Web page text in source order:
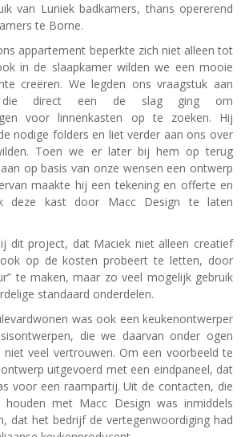
van Luniek badkamers, thans opererend
te Borne.
appartement beperkte zich niet alleen tot
in de slaapkamer wilden we een mooie
creëren. We legden ons vraagstuk aan
die direct een de slag ging om
voor linnenkasten op te zoeken. Hij
nodige folders en liet verder aan ons over
Toen we er later bij hem op terug
op basis van onze wensen een ontwerp
maakte hij een tekening en offerte en
deze kast door Macc Design te laten
dit project, dat Maciek niet alleen creatief
op de kosten probeert te letten, door
te maken, maar zo veel mogelijk gebruik
standaard onderdelen.
was ook een keukenontwerper
die we daarvan onder ogen
niet veel vertrouwen. Om een voorbeeld te
uitgevoerd met een eindpaneel, dat
voor een raampartij. Uit de contacten, die
met Macc Design was inmiddels
dat het bedrijf de vertegenwoordiging had